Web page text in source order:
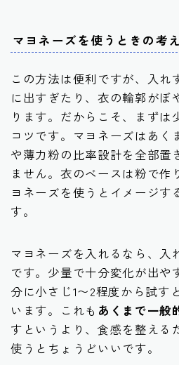
マヨネーズを使うときの考
この方法は便利ですが、入れ
に出すぎたり、衣の輪郭がぼ
ります。だからこそ、まずは
コツです。マヨネーズはあく
や薄力粉の比率設計を全部置
ません。衣のベースは粉で作
ヨネーズを使うとイメージす
す。
マヨネーズを入れるなら、入
です。少量で十分変化が出や
分に小さじ1〜2程度から試す
います。これも あくまで一般
すというより、食感を整える
使うとちょうどいいです。